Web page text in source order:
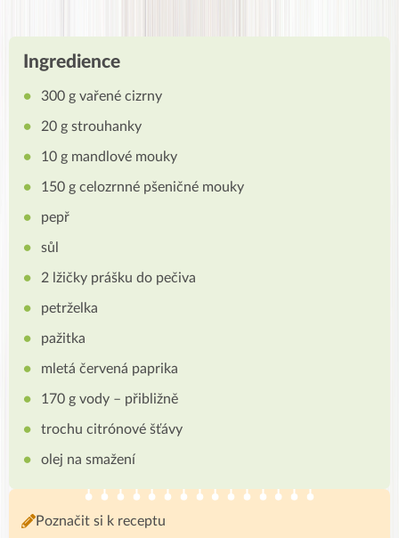
Ingredience
300 g vařené cizrny
20 g strouhanky
10 g mandlové mouky
150 g celozrnné pšeničné mouky
pepř
sůl
2 lžičky prášku do pečiva
petrželka
pažitka
mletá červená paprika
170 g vody – přibližně
trochu citrónové šťávy
olej na smažení
Poznačit si k receptu